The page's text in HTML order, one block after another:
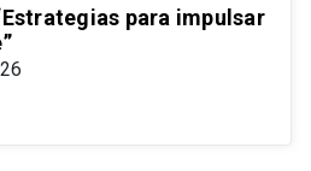
para impulsar